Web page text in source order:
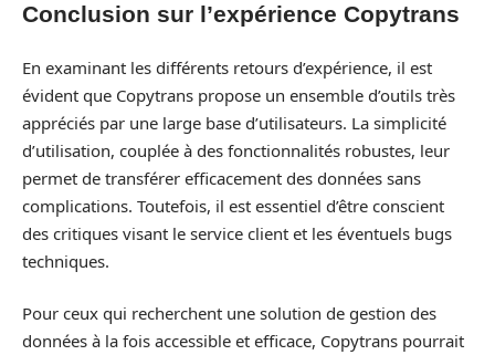
Conclusion sur l’expérience Copytrans
En examinant les différents retours d’expérience, il est
évident que Copytrans propose un ensemble d’outils très
appréciés par une large base d’utilisateurs. La simplicité
d’utilisation, couplée à des fonctionnalités robustes, leur
permet de transférer efficacement des données sans
complications. Toutefois, il est essentiel d’être conscient
des critiques visant le service client et les éventuels bugs
techniques.
Pour ceux qui recherchent une solution de gestion des
données à la fois accessible et efficace, Copytrans pourrait